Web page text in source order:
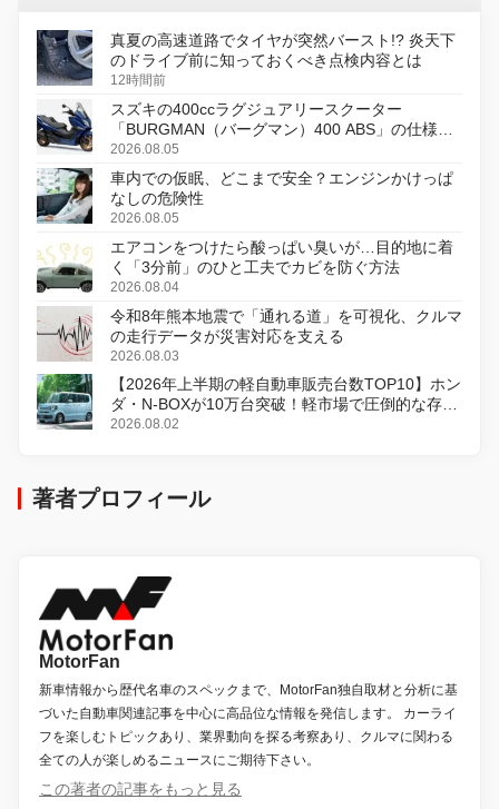
真夏の高速道路でタイヤが突然バースト!? 炎天下
のドライブ前に知っておくべき点検内容とは
12時間前
スズキの400ccラグジュアリースクーター
「BURGMAN（バーグマン）400 ABS」の仕様を
変更し、8月18日に発売
2026.08.05
車内での仮眠、どこまで安全？エンジンかけっぱ
なしの危険性
2026.08.05
エアコンをつけたら酸っぱい臭いが…目的地に着
く「3分前」のひと工夫でカビを防ぐ方法
2026.08.04
令和8年熊本地震で「通れる道」を可視化、クルマ
の走行データが災害対応を支える
2026.08.03
【2026年上半期の軽自動車販売台数TOP10】ホン
ダ・N-BOXが10万台突破！軽市場で圧倒的な存在
感
2026.08.02
著者プロフィール
MotorFan
新車情報から歴代名車のスペックまで、MotorFan独自取材と分析に基
づいた自動車関連記事を中心に高品位な情報を発信します。 カーライ
フを楽しむトピックあり、業界動向を探る考察あり、クルマに関わる
全ての人が楽しめるニュースにご期待下さい。
この著者の記事をもっと見る